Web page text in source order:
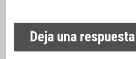
Deja una respuesta